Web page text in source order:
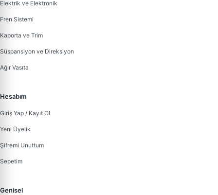
Elektrik ve Elektronik
Fren Sistemi
Kaporta ve Trim
Süspansiyon ve Direksiyon
Ağır Vasıta
Hesabım
Giriş Yap / Kayıt Ol
Yeni Üyelik
Şifremi Unuttum
Sepetim
Genisel